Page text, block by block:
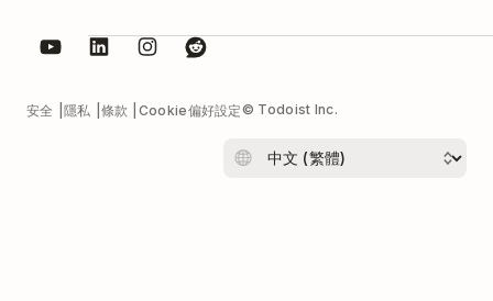
安全 隱私 條款 Cookie偏好設定© Todoist Inc.